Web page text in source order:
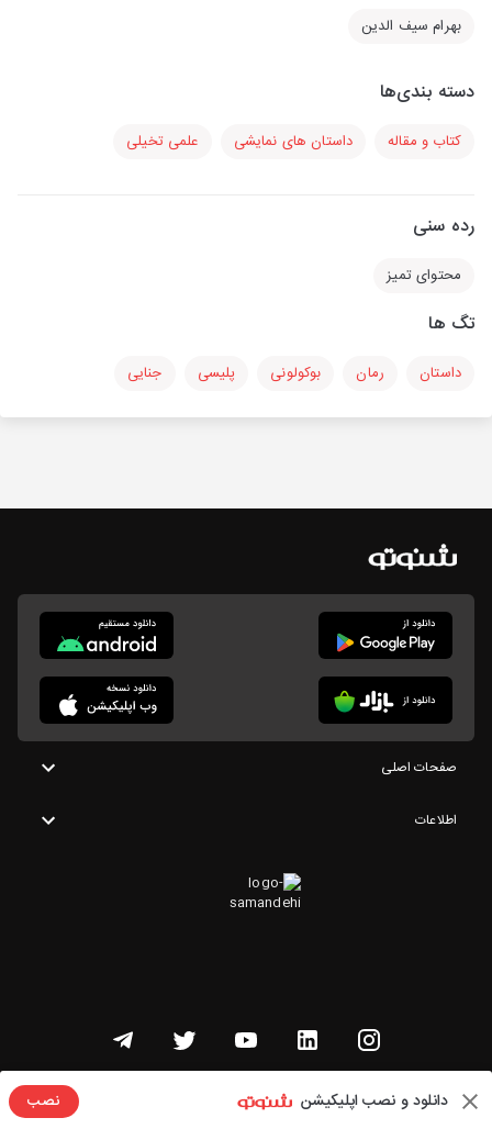
بهرام سیف الدین
دسته بندی‌ها
کتاب و مقاله داستان های نمایشی علمی تخیلی
رده سنی
محتوای تمیز
تگ ها
داستان رمان بوکولونی پلیسی جنایی
دانلود و نصب اپلیکیشن نصب
صفحات اصلی
اطلاعات
تمامی حقوق این وبسایت متعلق به شنوتو است